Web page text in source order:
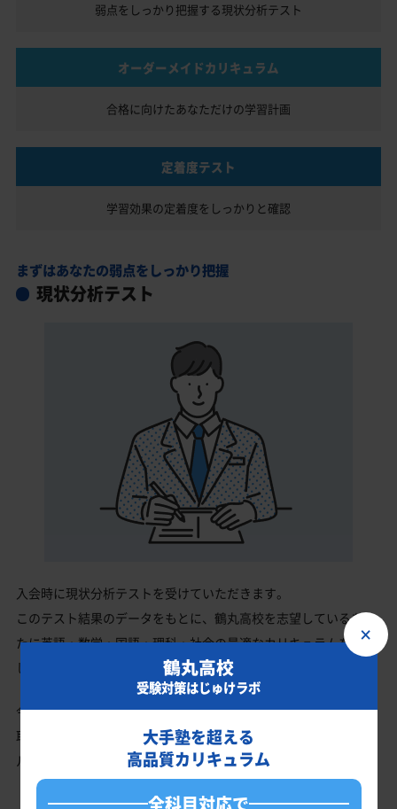
弱点をしっかり把握する現状分析テスト
オーダーメイドカリキュラム
合格に向けたあなただけの学習計画
定着度テスト
学習効果の定着度を しっかりと確認
まずはあなたの弱点をしっかり把握
現状分析テスト
入会時に現状分析テストを受けていただきます。
このテスト結果のデータをもとに、鶴丸高校を志望しているあな
たに英語・数学・国語・理科・社会の最適なカリキュラムを作成
します。
今の成績・偏差値から鶴丸高校の入試で確実に合格最低点以上を
取る、余裕を持って合格点を取るための勉強法、学習スケジュー
ルを明確にします。
×
鶴丸高校
受験対策はじゅけラボ
大手塾を超える
高品質カリキュラム
全科目対応で